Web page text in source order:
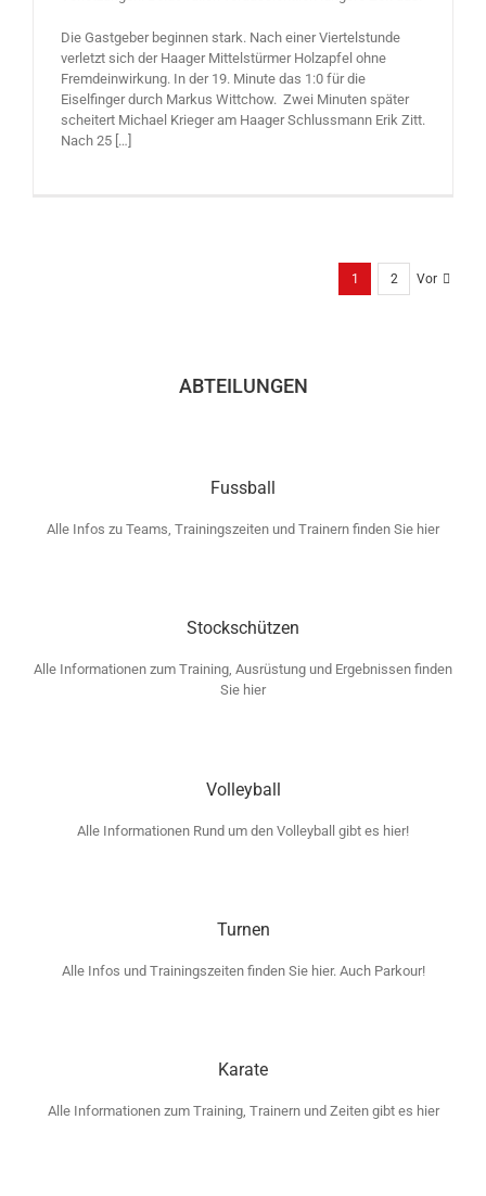
Die Gastgeber beginnen stark. Nach einer Viertelstunde
verletzt sich der Haager Mittelstürmer Holzapfel ohne
Fremdeinwirkung. In der 19. Minute das 1:0 für die
Eiselfinger durch Markus Wittchow. Zwei Minuten später
scheitert Michael Krieger am Haager Schlussmann Erik Zitt.
Nach 25 […]
1 2 Vor
ABTEILUNGEN
Fussball
Alle Infos zu Teams, Trainingszeiten und Trainern finden Sie hier
Stockschützen
Alle Informationen zum Training, Ausrüstung und Ergebnissen finden
Sie hier
Volleyball
Alle Informationen Rund um den Volleyball gibt es hier!
Turnen
Alle Infos und Trainingszeiten finden Sie hier. Auch Parkour!
Karate
Alle Informationen zum Training, Trainern und Zeiten gibt es hier